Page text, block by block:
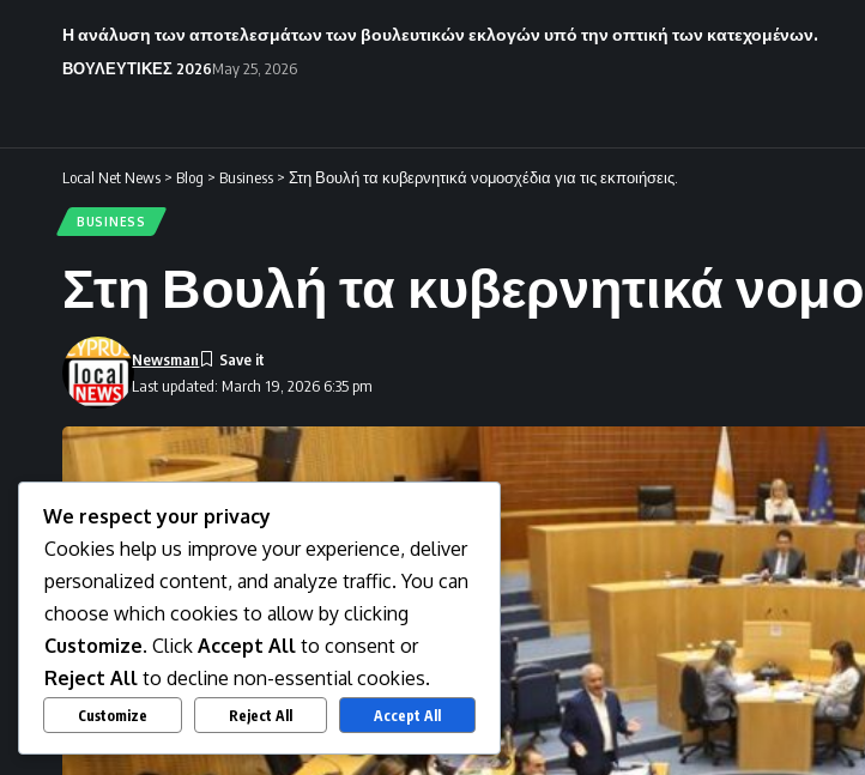
Η ανάλυση των αποτελεσμάτων των βουλευτικών εκλογών υπό την οπτική των κατεχομένων.
ΒΟΥΛΕΥΤΙΚΕΣ 2026May 25, 2026
Local Net News > Blog > Business > Στη Βουλή τα κυβερνητικά νομοσχέδια για τις εκποιήσεις.
BUSINESS
Στη Βουλή τα κυβερνητικά
Last updated: March 19, 2026 6:35 pm
Newsman
We respect your privacy
Cookies help us improve your experience, deliver
personalized content, and analyze traffic. You can
choose which cookies to allow by clicking
Customize. Click Accept All to consent or
Reject All to decline non-essential cookies.
Customize Reject All Accept All